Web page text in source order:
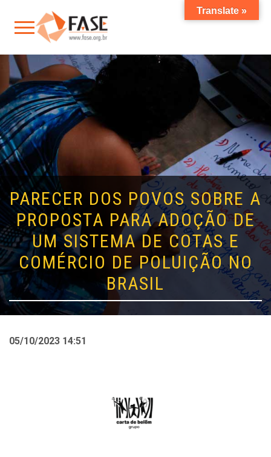
PARECER DOS POVOS SOBRE A
PROPOSTA PARA ADOÇÃO DE
UM SISTEMA DE COTAS E
COMÉRCIO DE POLUIÇÃO NO
BRASIL
05/10/2023 14:51
Translate »